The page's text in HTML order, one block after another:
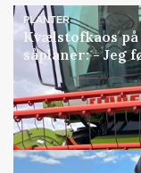
PLANTER
Kvælstofkaos
såplaner: - Jeg